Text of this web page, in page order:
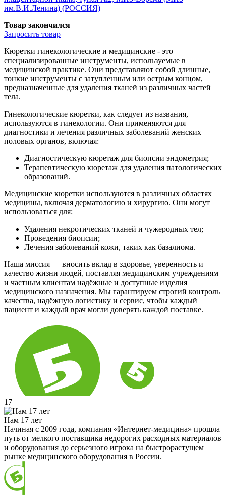
им.В.И.Ленина) (РОССИЯ)
Товар закончился
Запросить товар
Кюретки гинекологические и медицинские - это
специализированные инструменты, используемые в
медицинской практике. Они представляют собой длинные,
тонкие инструменты с затупленным или острым концом,
предназначенные для удаления тканей из различных частей
тела.
Гинекологические кюретки, как следует из названия,
используются в гинекологии. Они применяются для
диагностики и лечения различных заболеваний женских
половых органов, включая:
Диагностическую кюретаж для биопсии эндометрия;
Терапевтическую кюретаж для удаления патологических
образований.
Медицинские кюретки используются в различных областях
медицины, включая дерматологию и хирургию. Они могут
использоваться для:
Удаления некротических тканей и чужеродных тел;
Проведения биопсии;
Лечения заболеваний кожи, таких как базалиома.
Наша миссия — вносить вклад в здоровье, уверенность и
качество жизни людей, поставляя медицинским учреждениям
и частным клиентам надёжные и доступные изделия
медицинского назначения. Мы гарантируем строгий контроль
качества, надёжную логистику и сервис, чтобы каждый
пациент и каждый врач могли доверять каждой поставке.
17
Нам 17 лет
Начиная с 2009 года, компания «Интернет-медицина» прошла
путь от мелкого поставщика недорогих расходных материалов
и оборудования до серьезного игрока на быстрорастущем
рынке медицинского оборудования в России.